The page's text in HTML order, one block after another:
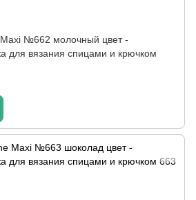
№662 молочный цвет -
для вязания спицами и крючком